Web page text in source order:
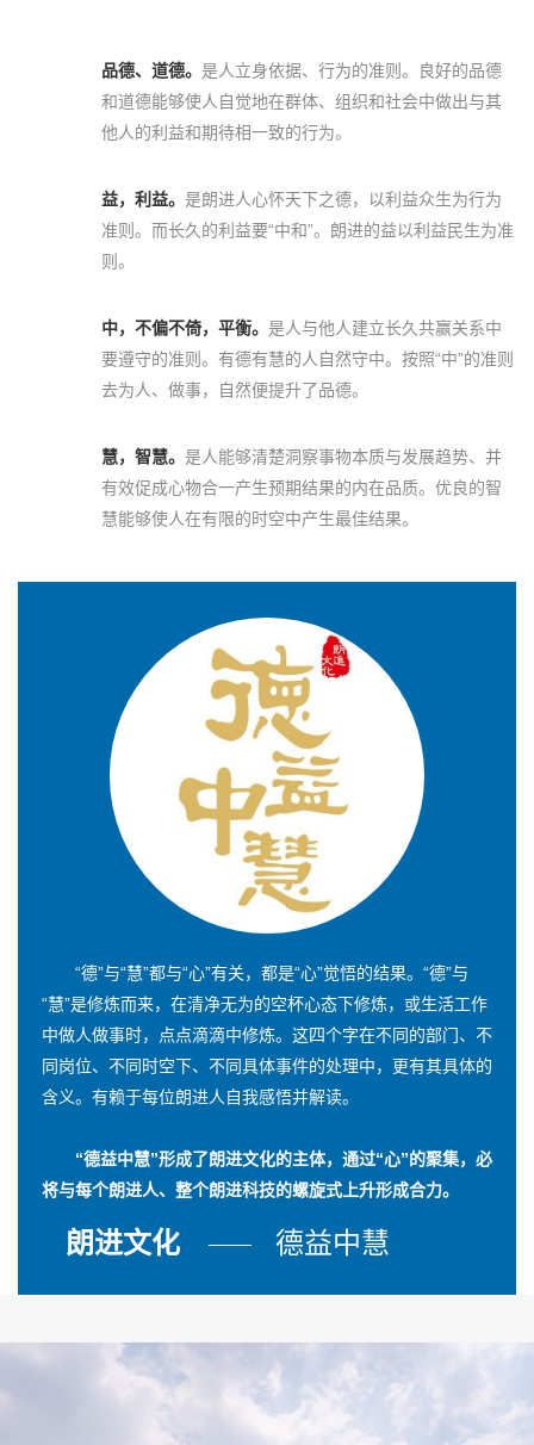
品德、道德。 是人立身依据、行为的准则。良好的品德
和道德能够使人自觉地在群体、组织和社会中做出与其
他人的利益和期待相一致的行为。
益，利益。 是朗进人心怀天下之德，以利益众生为行为
准则。而长久的利益要“中和”。朗进的益以利益民生为准
则。
中，不偏不倚，平衡。 是人与他人建立长久共赢关系中
要遵守的准则。有德有慧的人自然守中。按照“中”的准则
去为人、做事，自然便提升了品德。
慧，智慧。 是人能够清楚洞察事物本质与发展趋势、并
有效促成心物合一产生预期结果的内在品质。优良的智
慧能够使人在有限的时空中产生最佳结果。
“德”与“慧”都与“心”有关，都是“心”觉悟的结果。“德”与
“慧”是修炼而来，在清净无为的空杯心态下修炼，或生活工作
中做人做事时，点点滴滴中修炼。这四个字在不同的部门、不
同岗位、不同时空下、不同具体事件的处理中，更有其具体的
含义。有赖于每位朗进人自我感悟并解读。
“德益中慧”形成了朗进文化的主体，通过“心”的聚集，必
将与每个朗进人、整个朗进科技的螺旋式上升形成合力。
朗进文化 德益中慧